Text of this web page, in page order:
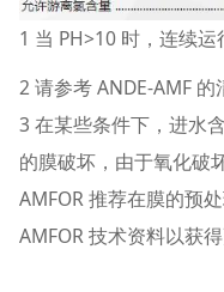
1 当 PH>10 时，连续
2 请参考 ANDE-AMF 的
3 在某些条件下，进水
的膜破坏，由于氧化破
AMFOR 推荐在膜的预
AMFOR 技术资料以获得